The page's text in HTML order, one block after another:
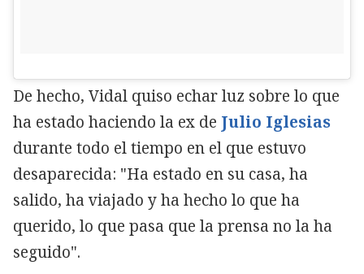
De hecho, Vidal quiso echar luz sobre lo que
ha estado haciendo la ex de Julio Iglesias
durante todo el tiempo en el que estuvo
desaparecida: "Ha estado en su casa, ha
salido, ha viajado y ha hecho lo que ha
querido, lo que pasa que la prensa no la ha
seguido".